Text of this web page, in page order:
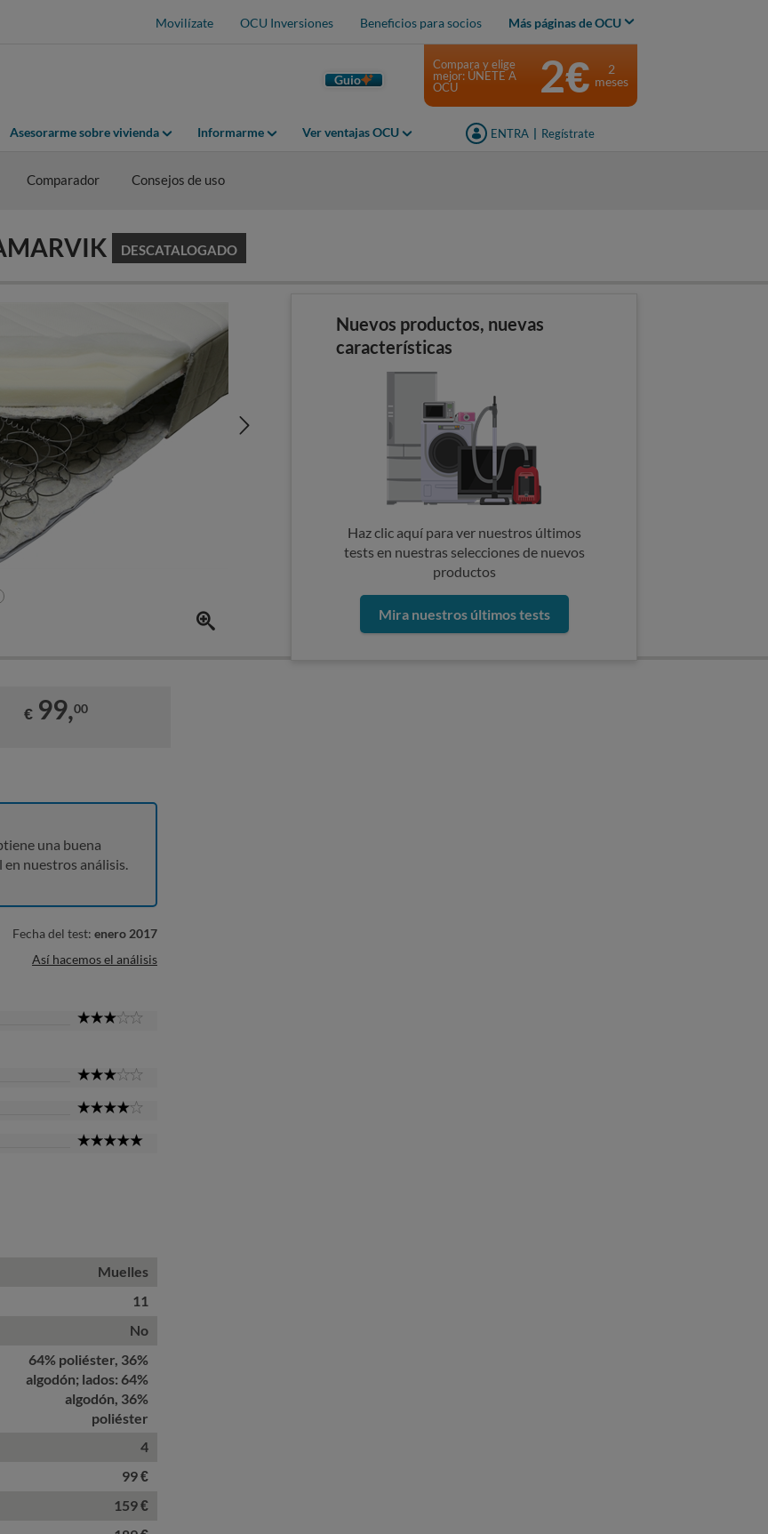
Movilízate OCU Inversiones Beneficios para socios Más páginas de OCU
Guio
Asesorarme sobre vivienda Informarme Ver ventajas OCU ENTRA Regístrate
Compara y elige
mejor: ÚNETE A
OCU
2€
2
meses
Comparador Consejos de uso
DESCATALOGADO
Nuevos productos, nuevas
características
Haz clic aquí para ver nuestros últimos
tests en nuestras selecciones de nuevos
productos
Mira nuestros últimos tests
€ 99,00
una buena
nuestros análisis.
Fecha del test: enero 2017
Así hacemos el análisis
Muelles
11
No
64% poliéster, 36%
algodón; lados: 64%
algodón, 36%
poliéster
4
99 €
159 €